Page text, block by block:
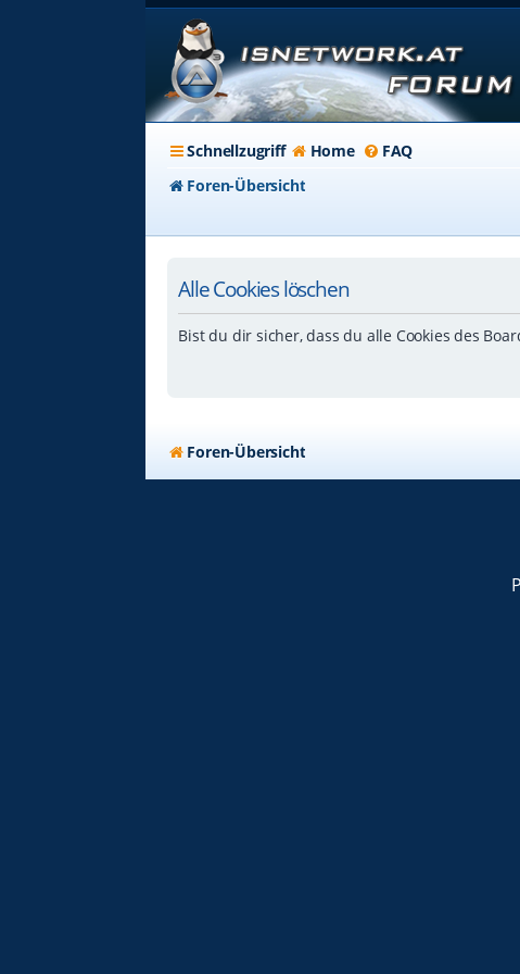
Schnellzugriff Home FAQ
Foren-Übersicht
Alle Cookies löschen
Bist du dir sicher, dass du alle Cookies des
Foren-Übersicht